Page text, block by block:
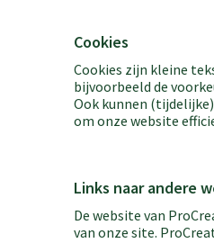
Cookies
Cookies zijn kleine
bijvoorbeeld de
Ook kunnen
om onze website
Links naar andere
De website van
van onze site.